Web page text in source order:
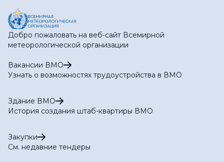
Добро пожаловать на веб-сайт Всемирной
метеорологической организации
Вакансии ВМО
Узнать о возможностях трудоустройства в ВМО
Здание ВМО
История создания штаб-квартиры ВМО
Закупки
См. недавние тендеры